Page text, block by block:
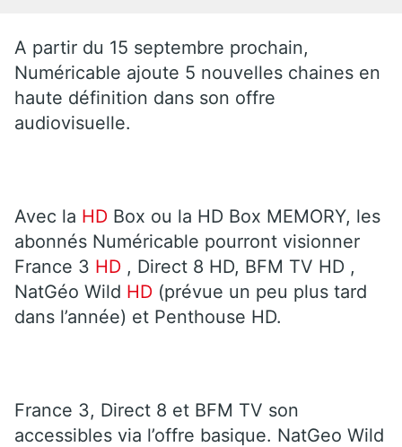
A partir du 15 septembre prochain,
Numéricable ajoute 5 nouvelles chaines en
haute définition dans son offre
audiovisuelle.
Avec la HD Box ou la HD Box MEMORY, les
abonnés Numéricable pourront visionner
France 3 HD , Direct 8 HD, BFM TV HD ,
NatGéo Wild HD (prévue un peu plus tard
dans l’année) et Penthouse HD.
France 3, Direct 8 et BFM TV son
accessibles via l’offre basique. NatGeo Wild